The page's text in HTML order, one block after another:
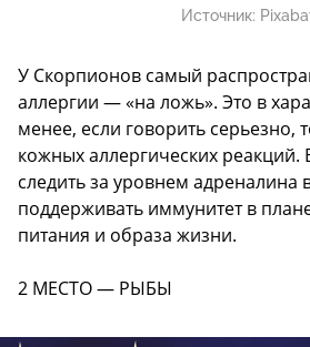
Источник:
У Скорпионов самый
аллергии — «на ложь». Это в
менее, если говорить серьезно,
кожных аллергических реакций.
следить за уровнем адреналина
поддерживать иммунитет в
питания и образа жизни.
2 МЕСТО — РЫБЫ